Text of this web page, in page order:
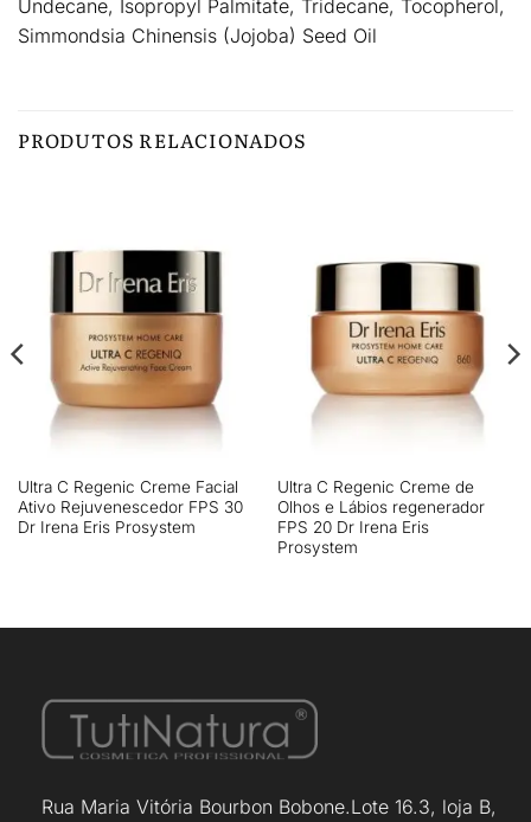
Undecane, Isopropyl Palmitate, Tridecane, Tocopherol,
Simmondsia Chinensis (Jojoba) Seed Oil
PRODUTOS RELACIONADOS
Ultra C Regenic Creme Facial
Ativo Rejuvenescedor FPS 30
Dr Irena Eris Prosystem
Ultra C Regenic Creme de
Olhos e Lábios regenerador
FPS 20 Dr Irena Eris
Prosystem
Rua Maria Vitória Bourbon Bobone.Lote 16.3, loja B,